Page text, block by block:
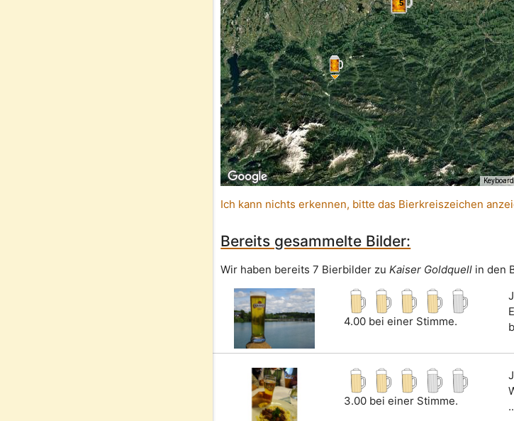
5
Ich kann nichts erkennen, bitte das Bierkreiszeichen
Bereits gesammelte Bilder:
Wir haben bereits 7 Bierbilder zuKaiser Goldquell in den
4.00 bei einer Stimme.
3.00 bei einer Stimme.